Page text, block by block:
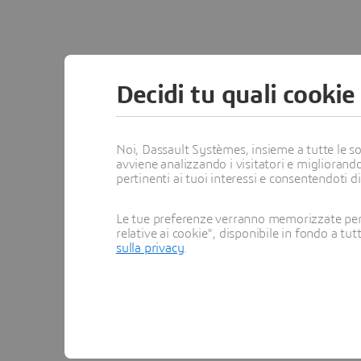
Decidi tu quali
Noi, Dassault Systèmes, insieme a tutte le
avviene analizzando i visitatori e
pertinenti ai tuoi interessi e consentendoti
Le tue preferenze verranno memorizzate
relative ai cookie", disponibile in fondo a
sulla privacy